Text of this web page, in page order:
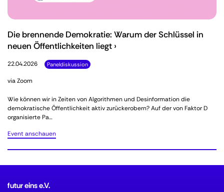
Die brennende Demokratie: Warum der Schlüssel in
neuen Öffentlichkeiten liegt ›
22.04.2026 Paneldiskussion
via Zoom
Wie können wir in Zeiten von Algorithmen und Desinformation die
demokratische Öffentlichkeit aktiv zurückerobern? Auf der von Faktor D
organisierte Pa…
Event anschauen
futur eins e.V.